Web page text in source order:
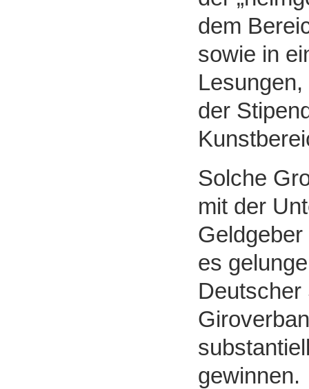
dem
sowie in
der
Solche
mit der
es
gewinnen.